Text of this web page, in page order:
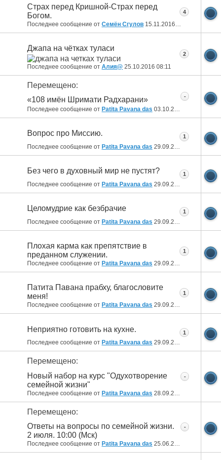
Страх перед Кришной-Страх перед
Богом.
Последнее сообщение от Семён Сгулов 15.11.2016
4
Джапа на чётках туласи
Последнее сообщение от Алия@ 25.10.2016 08:11
2
Перемещено:
«108 имён Шримати Радхарани»
Последнее сообщение от Patita Pavana das 03.10.2016
-
Вопрос про Миссию.
Последнее сообщение от Patita Pavana das 29.09.2016
1
Без чего в духовный мир не пустят?
Последнее сообщение от Patita Pavana das 29.09.2016
1
Целомудрие как безбрачие
Последнее сообщение от Patita Pavana das 29.09.2016
1
Плохая карма как препятствие в
преданном служении.
Последнее сообщение от Patita Pavana das 29.09.2016
1
Патита Павана прабху, благословите
меня!
Последнее сообщение от Patita Pavana das 29.09.2016
1
Неприятно готовить на кухне.
Последнее сообщение от Patita Pavana das 29.09.2016
1
Перемещено:
Новый набор на курс "Одухотворение
семейной жизни"
Последнее сообщение от Patita Pavana das 28.09.2016
-
Перемещено:
Ответы на вопросы по семейной жизни.
2 июля. 10:00 (Мск)
Последнее сообщение от Patita Pavana das 25.06.2016
-